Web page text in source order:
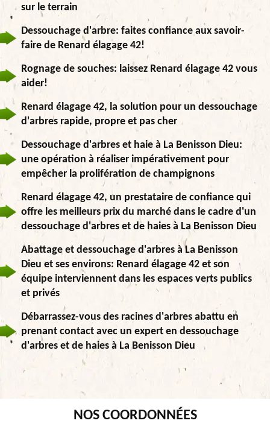
sur le terrain
Dessouchage d'arbre: faites confiance aux savoir-
faire de Renard élagage 42!
Rognage de souches: laissez Renard élagage 42 vous
aider!
Renard élagage 42, la solution pour un dessouchage
d'arbres rapide, propre et pas cher
Dessouchage d'arbres et haie à La Benisson Dieu:
une opération à réaliser impérativement pour
empêcher la prolifération de champignons
Renard élagage 42, un prestataire de confiance qui
offre les meilleurs prix du marché dans le cadre d'un
dessouchage d'arbres et de haies à La Benisson Dieu
Abattage et dessouchage d'arbres à La Benisson
Dieu et ses environs: Renard élagage 42 et son
équipe interviennent dans les espaces verts publics
et privés
Débarrassez-vous des racines d'arbres abattu en
prenant contact avec un expert en dessouchage
d'arbres et de haies à La Benisson Dieu
NOS COORDONNÉES